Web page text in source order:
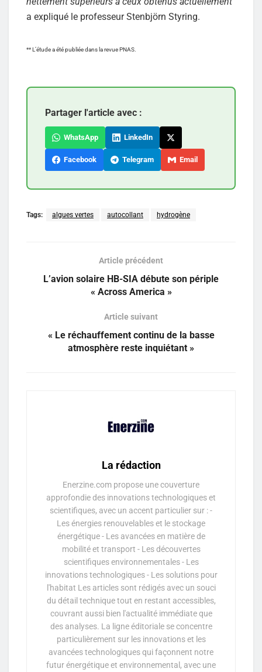
a expliqué le professeur Stenbjörn Styring.
** L’étude a été publiée dans la revue PNAS.
Partager l'article avec :
WhatsApp LinkedIn
Facebook Telegram Email
Tags: algues vertes autocollant hydrogène
Article précédent
L’avion solaire HB-SIA débute son périple
« Across America »
Article suivant
« Le réchauffement continu de la basse
atmosphère reste inquiétant »
La rédaction
Enerzine.com propose une couverture
approfondie des innovations technologiques et
scientifiques, avec un accent particulier sur : -
Les énergies renouvelables et le stockage
énergétique - Les avancées en matière de
mobilité et transport - Les découvertes
scientifiques environnementales - Les
innovations technologiques - Les solutions pour
l'habitat Les articles sont rédigés avec un souci
du détail technique tout en restant accessibles,
couvrant aussi bien l'actualité immédiate que
des analyses. La ligne éditoriale se concentre
particulièrement sur les innovations et les
avancées technologiques qui façonnent notre
futur énergétique et environnemental, avec une